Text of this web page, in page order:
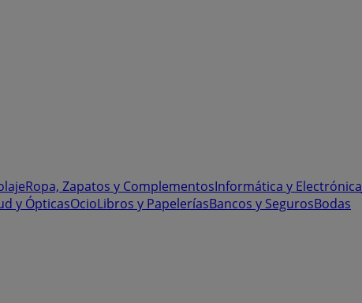
Ropa, Zapatos y ComplementosInformática y Electrónica
y ÓpticasOcioLibros y PapeleríasBancos y SegurosBodas